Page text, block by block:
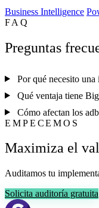
Business Intelligence
FAQ
Preguntas
Por qué necesito
Qué ventaja tiene
Cómo afectan los
EMPECEMOS
Maximiza el
Auditamos tu
Solicita auditoría gratuita